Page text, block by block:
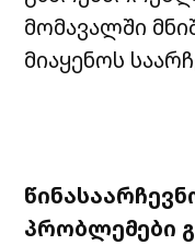
მომავალში
მიაყენოს
პრობლემები